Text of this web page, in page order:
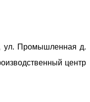
ул. Промышленная д.
центр